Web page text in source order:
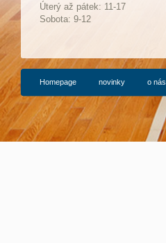
Úterý až pátek: 11-17
Sobota: 9-12
Homepage novinky o nás